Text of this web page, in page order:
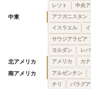
レソト
中央
中東 アフガニスタン
イスラエル
サウジアラビア
ヨルダン
レ
北アメリカ アメリカ カ
南アメリカ アルゼンチン
チリ
パラグア